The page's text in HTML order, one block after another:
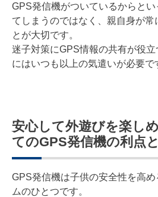
GPS発信機がついているからと
てしまうのではなく、親自身が常
とが大切です。
迷子対策にGPS情報の共有が役
にはいつも以上の気遣いが必要で
安心して外遊びを楽し
てのGPS発信機の利点
GPS発信機は子供の安全性を高
ムのひとつです。